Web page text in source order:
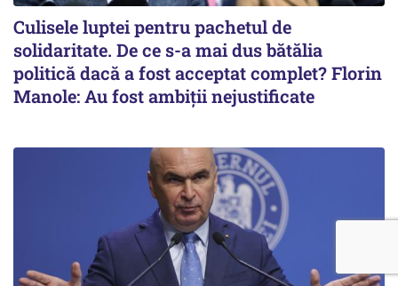
Culisele luptei pentru pachetul de
solidaritate. De ce s-a mai dus bătălia
politică dacă a fost acceptat complet? Florin
Manole: Au fost ambiții nejustificate